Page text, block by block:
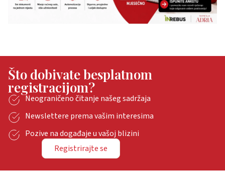
Što dobivate besplatnom
registracijom?
Neograničeno čitanje našeg sadržaja
Newslettere prema vašim interesima
Pozive na događaje u vašoj blizini
Registrirajte se